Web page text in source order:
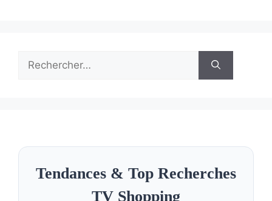
Tendances & Top Recherches
TV Shopping